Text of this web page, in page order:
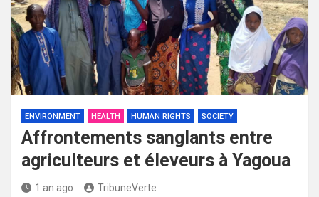
ENVIRONMENT HEALTH HUMAN RIGHTS SOCIETY
Affrontements sanglants entre
agriculteurs et éleveurs à Yagoua
1 an ago TribuneVerte